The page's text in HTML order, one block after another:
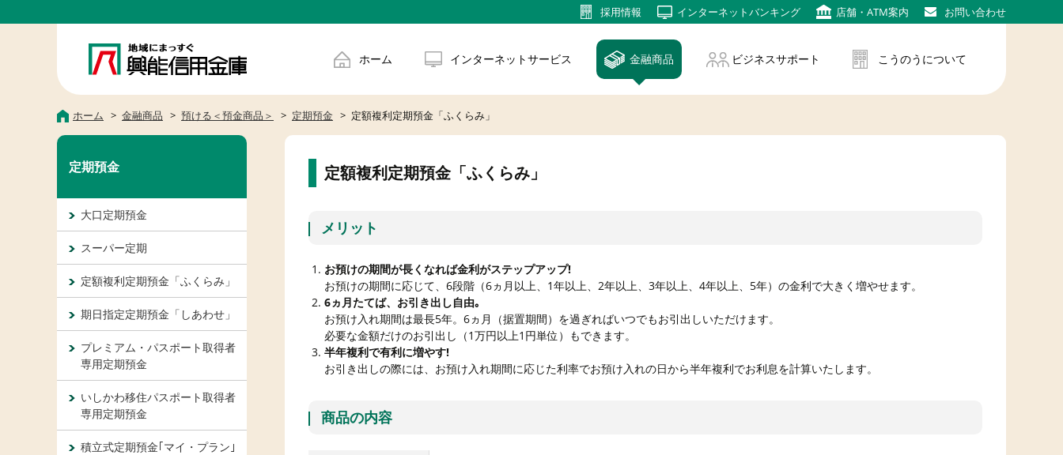
採用情報 インターネットバンキング 店舗・ ATM案内 お問い合わせ
ホーム インターネットサービス 金融商品 ビジネスサポート こうのうについて
ホーム 金融商品 預ける＜預金商品＞ 定期預金 定額複利定期預金「ふくらみ」
定額複利定期預金「ふくらみ」
メリット
お預けの期間が長くなれば金利がステップアップ!
お預けの期間に応じて、6段階（6ヵ月以上、1年以上、2年以上、3年以上、4年以上、5年）の金利で大きく増やせます。
6ヵ月たてば、お引き出し自由｡
お預け入れ期間は最長5年。6ヵ月（据置期間）を過ぎればいつでもお引出しいただけます。
必要な金額だけのお引出し（1万円以上1円単位）もできます。
半年複利で有利に増やす!
お引き出しの際には、お預け入れ期間に応じた利率でお預け入れの日から半年複利でお利息を計算いたします。
商品の内容
定期預金
大口定期預金
スーパー定期
定額複利定期預金「ふくらみ」
期日指定定期預金「しあわせ」
プレミアム・パスポート取得者
専用定期預金
いしかわ移住パスポート取得者
専用定期預金
積立式定期預金｢マイ・プラン｣